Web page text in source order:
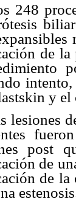
248
de
y el
lesiones
post
de
de la